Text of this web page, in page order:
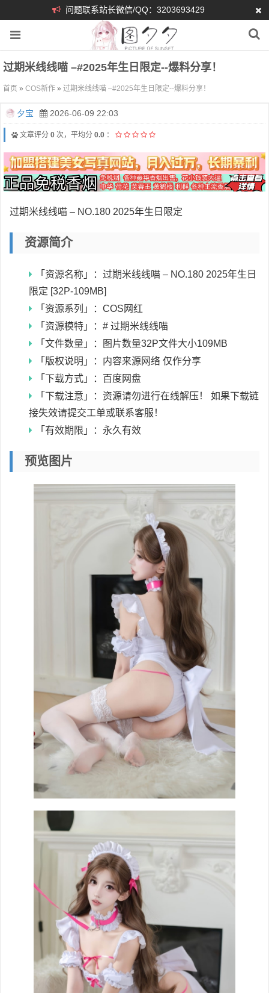
问题联系站长微信/QQ：3203693429
过期米线线喵 –#2025年生日限定--爆料分享！
首页 » COS新作 » 过期米线线喵 –#2025年生日限定--爆料分享！
夕宝 2026-06-09 22:03
文章评分 0 次，平均分 0.0 ：
过期米线线喵 – NO.180 2025年生日限定
资源简介
「资源名称」：过期米线线喵 – NO.180 2025年生日
限定 [32P-109MB]
「资源系列」：COS网红
「资源模特」：# 过期米线线喵
「文件数量」：图片数量32P文件大小109MB
「版权说明」：内容来源网络 仅作分享
「下载方式」：百度网盘
「下载注意」：资源请勿进行在线解压！ 如果下载链
接失效请提交工单或联系客服！
「有效期限」：永久有效
预览图片